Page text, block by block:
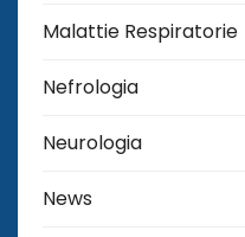
Malattie Respiratorie
Nefrologia
Neurologia
News